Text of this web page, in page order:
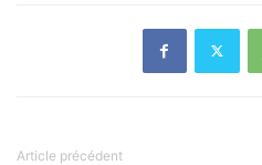
Article précédent